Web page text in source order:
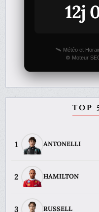
12j
🛰️ Météo et
⚙️ Moteur
TOP
1 ANTONELLI
2 HAMILTON
3 RUSSELL